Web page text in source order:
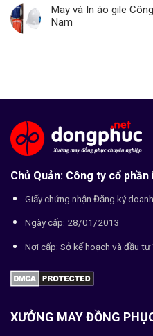
May và In áo gile
Nam
Chủ Quản: Công ty cổ phần
Giấy chứng nhận Đăng ký
Ngày cấp: 28/01/2013
Nơi cấp: Sở kế hoạch và đầu tư
XƯỞNG MAY ĐỒNG